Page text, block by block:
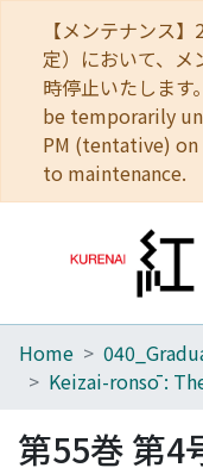
【メンテナンス
定）において、
時停止いたしま
be temporarily
PM (tentative) on
to maintenance.
Home
Browse
Home
第55巻 第4